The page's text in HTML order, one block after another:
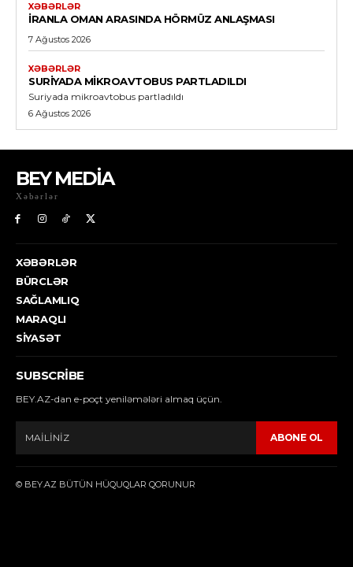
XƏBƏRLƏR
İRANLA OMAN ARASINDA HÖRMÜZ ANLAŞMASI
7 Ağustos 2026
XƏBƏRLƏR
SURIYADA MIKROAVTOBUS PARTLADILDI
Suriyada mikroavtobus partladıldı
6 Ağustos 2026
BEY MEDİA
Xəbərlər
XƏBƏRLƏR
BÜRCLƏR
SAĞLAMLIQ
MARAQLI
SIYASƏT
SUBSCRIBE
BEY.AZ-dan e-poçt yeniləmələri almaq üçün.
ABONE OL
© BEY.AZ BÜTÜN HÜQUQLAR QORUNUR